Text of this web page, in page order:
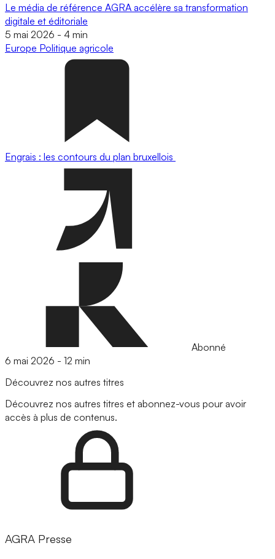
Le média de référence AGRA accélère sa transformation
digitale et éditoriale
5 mai 2026 - 4 min
Europe Politique agricole
Engrais : les contours du plan bruxellois
Abonné
6 mai 2026 - 12 min
Découvrez nos autres titres
Découvrez nos autres titres et abonnez-vous pour avoir
accès à plus de contenus.
AGRA Presse